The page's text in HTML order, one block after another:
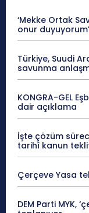
‘Mekke Ortak
onur duyuyorum’
Türkiye, Suudi
savunma
KONGRA-GEL
dair açıklama
İşte çözüm
tarihî kanun
Çerçeve Yasa
DEM Parti MYK,